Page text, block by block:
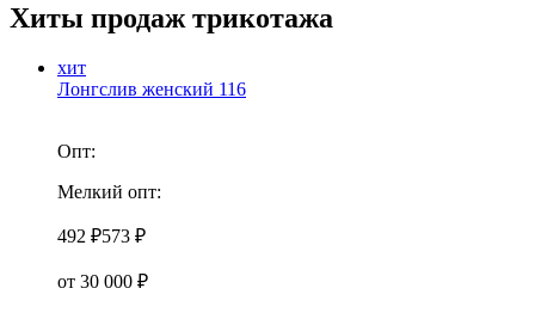
Хиты продаж трикотажа
хит
Лонгслив женский 116
Опт:
Мелкий опт:
492 ₽573 ₽
от 30 000 ₽